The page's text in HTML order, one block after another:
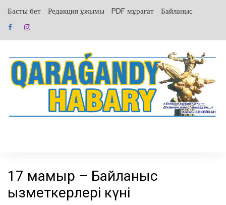
содержанию
Басты бет Редакция ұжымы PDF мұрағат Байланыс
17 мамыр – Байланыс
қызметкерлері күні